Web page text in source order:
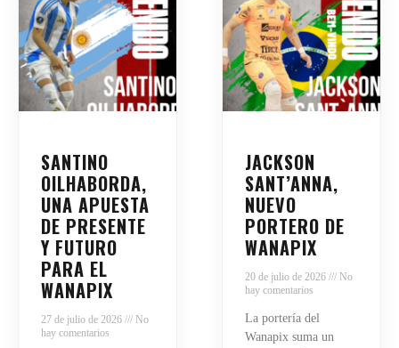
SANTINO
OILHABORDA,
UNA APUESTA
DE PRESENTE
Y FUTURO
PARA EL
WANAPIX
27 de julio de 2026
No
hay comentarios
JACKSON
SANT’ANNA,
NUEVO
PORTERO DE
WANAPIX
20 de julio de 2026
No
hay comentarios
La portería del
Wanapix suma un